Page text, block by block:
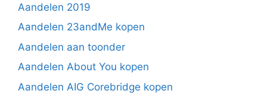
Aandelen 2019
Aandelen 23andMe kopen
Aandelen aan toonder
Aandelen About You kopen
Aandelen AIG Corebridge kopen